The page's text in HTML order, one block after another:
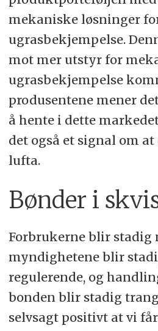
mekaniske løsninger
ugrasbekjempelse.
mot mer utstyr for
ugrasbekjempelse
produsentene mener
å hente i dette
det også et signal om
lufta.
Bønder i
Forbrukerne blir stadig
myndighetene blir
regulerende, og
bonden blir stadig
selvsagt positivt at vi